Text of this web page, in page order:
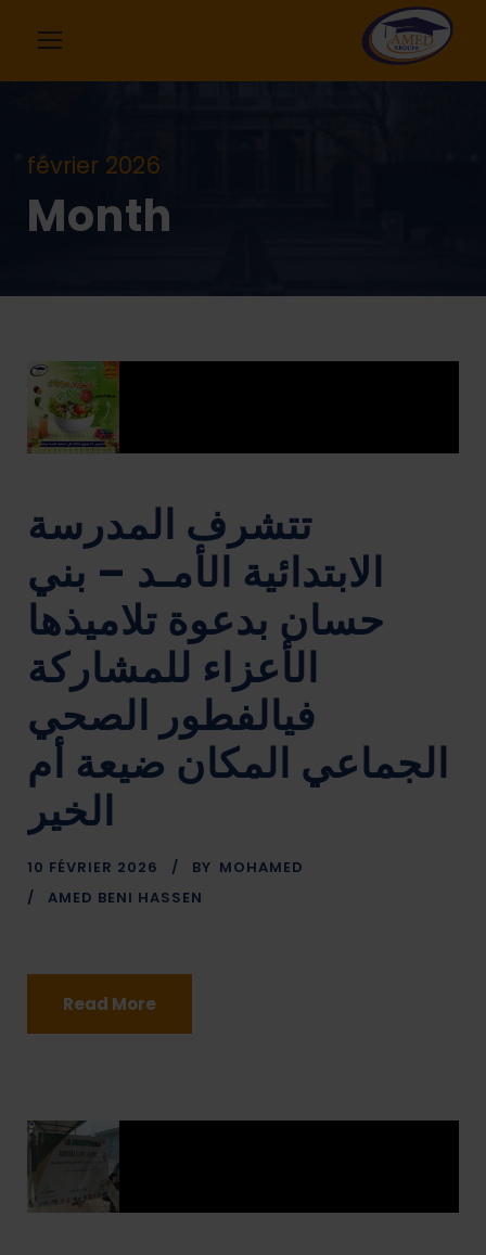
février 2026
Month
تتشرف المدرسة
الابتدائية الأمـد – بني
حسان بدعوة تلاميذها
الأعزاء للمشاركة
فيالفطور الصحي
الجماعي المكان ضيعة أم
الخير
10 FÉVRIER 2026 BY MOHAMED
AMED BENI HASSEN
Read More